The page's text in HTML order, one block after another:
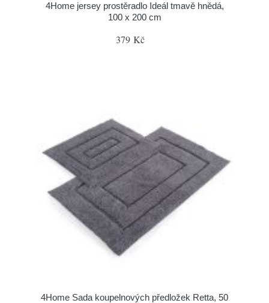
4Home jersey prostěradlo Ideál tmavě hnědá,
100 x 200 cm
379 Kč
4Home Sada koupelnových předložek Retta, 50